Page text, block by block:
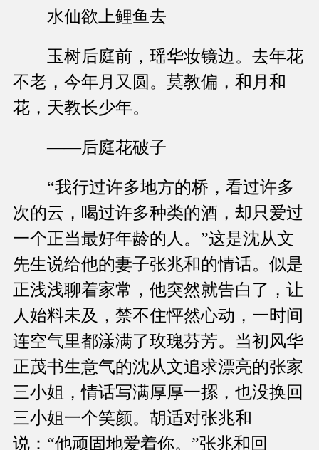
水仙欲上鲤鱼去
玉树后庭前，瑶华妆镜边。去年花
不老，今年月又圆。莫教偏，和月和
花，天教长少年。
——后庭花破子
“我行过许多地方的桥，看过许多
次的云，喝过许多种类的酒，却只爱过
一个正当最好年龄的人。”这是沈从文
先生说给他的妻子张兆和的情话。似是
正浅浅聊着家常，他突然就告白了，让
人始料未及，禁不住怦然心动，一时间
连空气里都漾满了玫瑰芬芳。当初风华
正茂书生意气的沈从文追求漂亮的张家
三小姐，情话写满厚厚一摞，也没换回
三小姐一个笑颜。胡适对张兆和
说：“他顽固地爱着你。”张兆和回